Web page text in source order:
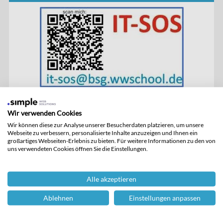
Alle Plattformen auf einen Blick.
Wir verwenden Cookies
Wir können diese zur Analyse unserer Besucherdaten platzieren, um unsere
Webseite zu verbessern, personalisierte Inhalte anzuzeigen und Ihnen ein
großartiges Webseiten-Erlebnis zu bieten. Für weitere Informationen zu den von
uns verwendeten Cookies öffnen Sie die Einstellungen.
Alle akzeptieren
Ablehnen Einstellungen anpassen